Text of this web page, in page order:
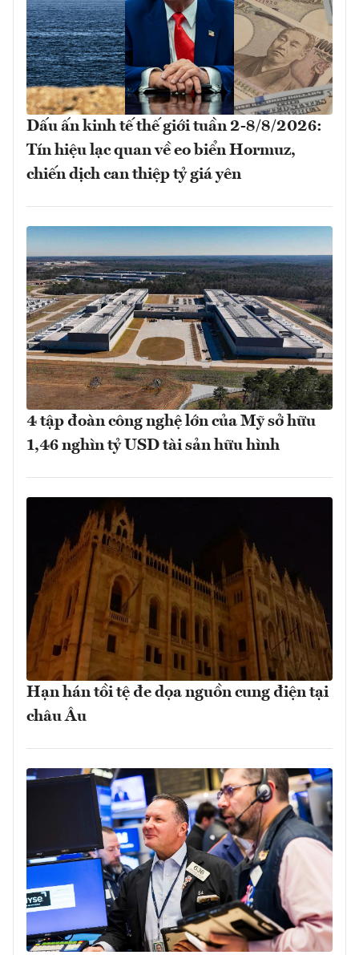
Dấu ấn kinh tế thế giới tuần 2-8/8/2026:
Tín hiệu lạc quan về eo biển Hormuz,
chiến dịch can thiệp tỷ giá yên
4 tập đoàn công nghệ lớn của Mỹ sở hữu
1,46 nghìn tỷ USD tài sản hữu hình
Hạn hán tồi tệ đe dọa nguồn cung điện tại
châu Âu